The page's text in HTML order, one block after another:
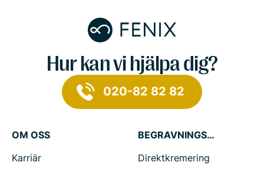
Hur kan vi hjälpa dig?
020-82 82 82
OM OSS
Karriär
BEGRAVNINGSTJÄNSTER
Direktkremering